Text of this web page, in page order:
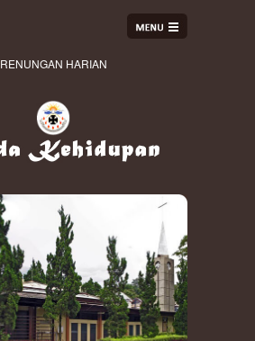
RENUNGAN HARIAN